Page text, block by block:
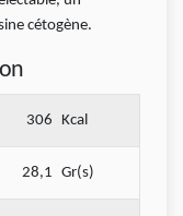
cétogène.
306 Kcal
28,1 Gr(s)